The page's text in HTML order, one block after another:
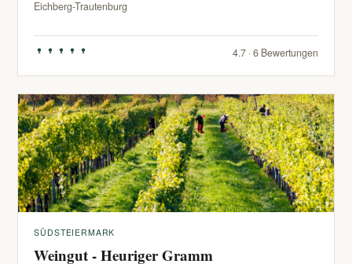
Eichberg-Trautenburg
4.7 · 6 Bewertungen
SÜDSTEIERMARK
Weingut - Heuriger Gramm